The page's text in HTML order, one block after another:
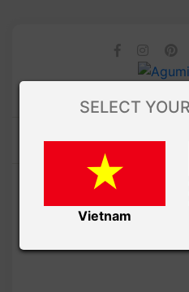
SELECT
Vietnam